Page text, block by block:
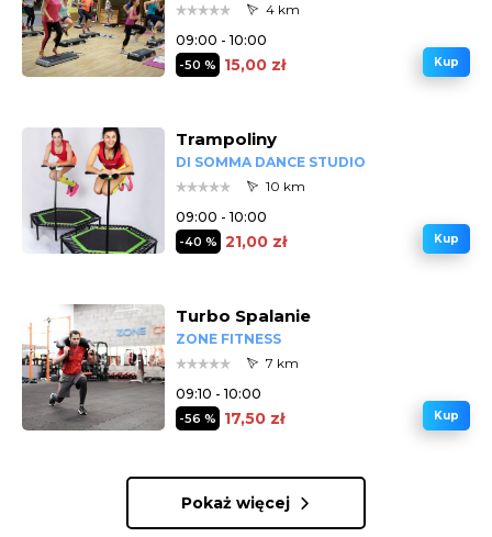
4 km
09:00 - 10:00
-50 % 15,00 zł Kup
Trampoliny
DI SOMMA DANCE STUDIO
10 km
09:00 - 10:00
-40 % 21,00 zł Kup
Turbo Spalanie
ZONE FITNESS
7 km
09:10 - 10:00
-56 % 17,50 zł Kup
Pokaż więcej